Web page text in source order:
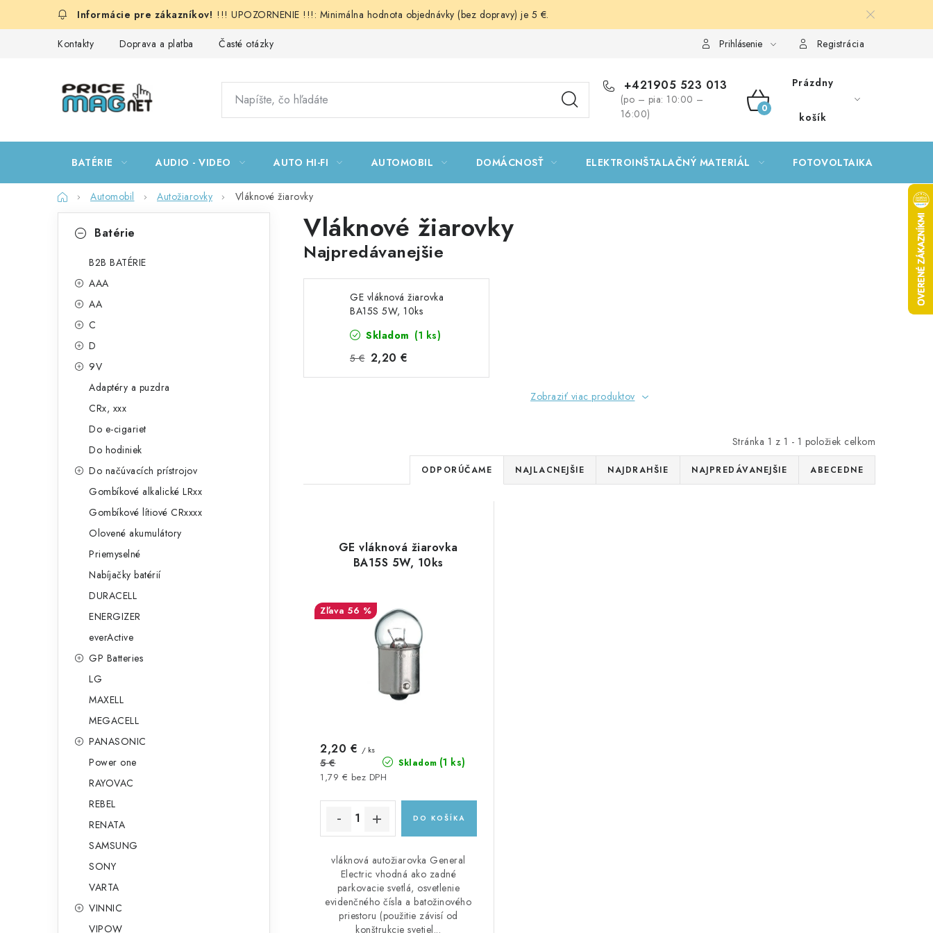
!!! UPOZORNENIE !!!: Minimálna hodnota objednávky (bez dopravy) je 5 €.
Kontakty Doprava a platba Časté otázky Prihlásenie Registrácia
+421905 523 013
(po – pia: 10:00 –
16:00)
NÁKUPNÝ
Prázdny
košík
BATÉRIE AUDIO - VIDEO AUTO HI-FI AUTOMOBIL DOMÁCNOSŤ ELEKTROINŠTALAČNÝ MATERIÁL FOTOVOLTAIKA
DomovAutomobil Autožiarovky Vláknové žiarovky
kategórieBatérie
B2B BATÉRIE
AAA
AA
C
D
9V
Adaptéry a puzdra
CRx, xxx
Do e-cigariet
Do hodiniek
Do načúvacích prístrojov
Gombíkové alkalické LRxx
Gombíkové lítiové CRxxxx
Olovené akumulátory
Priemyselné
Nabíjačky batérií
DURACELL
ENERGIZER
everActive
GP Batteries
LG
MAXELL
MEGACELL
PANASONIC
Power one
RAYOVAC
REBEL
RENATA
SAMSUNG
SONY
VARTA
VINNIC
VIPOW
Vláknové žiarovky
Najpredávanejšie
GE vláknová žiarovka
BA15S 5W, 10ks
Skladom (1 ks)
5 € 2,20 €
Zobraziť viac produktov
Stránka 1 z 1 - 1 položiek celkom
R
a
e
n
e
p
r
o
u
t
o
v
ODPORÚČAME NAJLACNEJŠIE NAJDRAHŠIE NAJPREDÁVANEJŠIE ABECEDNE
GE vláknová žiarovka
BA15S 5W, 10ks
56 %
Skladom (1 ks)
1,79 € bez DPH
2,20 € / ks
5 €
DO KOŠÍKA
vláknová autožiarovka General
Electric vhodná ako zadné
parkovacie svetlá, osvetlenie
evidenčného čísla a batožinového
priestoru (použitie závisí od
konštrukcie svetiel...